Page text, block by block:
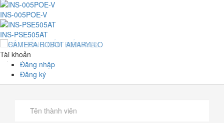
INS-005POE-V
INS-PSE505AT
Tài khoản
Đăng nhập
Đăng ký